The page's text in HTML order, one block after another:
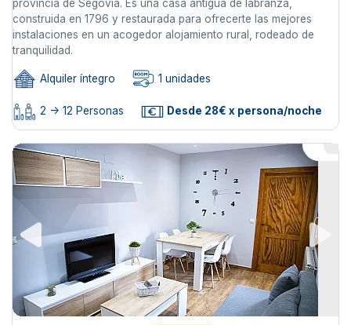
provincia de Segovia. Es una casa antigua de labranza,
construida en 1796 y restaurada para ofrecerte las mejores
instalaciones en un acogedor alojamiento rural, rodeado de
tranquilidad.
Alquiler íntegro 1 unidades
2 -> 12 Personas Desde 28€ x persona/noche